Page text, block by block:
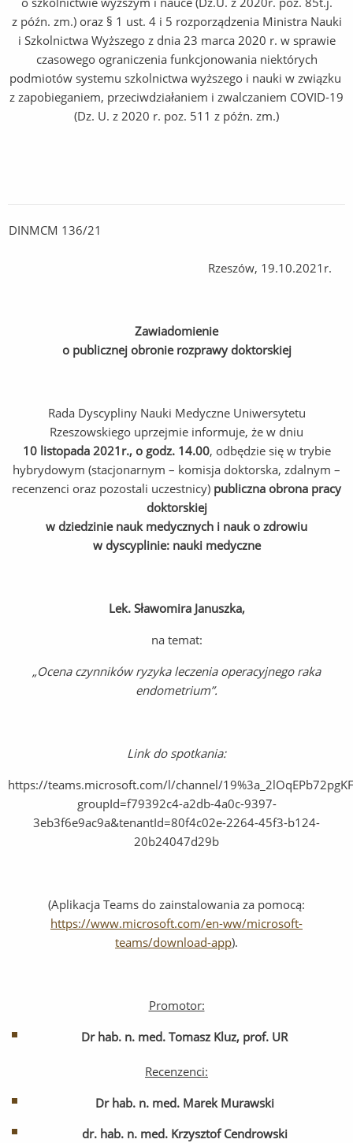
z późn. zm.) oraz § 1 ust. 4 i 5 rozporządzenia Ministra Nauki
i Szkolnictwa Wyższego z dnia 23 marca 2020 r. w sprawie
czasowego ograniczenia funkcjonowania niektórych
podmiotów systemu szkolnictwa wyższego i nauki w związku
z zapobieganiem, przeciwdziałaniem i zwalczaniem COVID-19
(Dz. U. z 2020 r. poz. 511 z późn. zm.)
DINMCM 136/21
Rzeszów, 19.10.2021r.
Zawiadomienie
o publicznej obronie rozprawy doktorskiej
Rada Dyscypliny Nauki Medyczne Uniwersytetu
Rzeszowskiego uprzejmie informuje, że w dniu
10 listopada 2021r., o godz. 14.00, odbędzie się w trybie
hybrydowym (stacjonarnym – komisja doktorska, zdalnym –
recenzenci oraz pozostali uczestnicy) publiczna obrona pracy
doktorskiej
w dziedzinie nauk medycznych i nauk o zdrowiu
w dyscyplinie: nauki medyczne
Lek. Sławomira Januszka,
na temat:
„Ocena czynników ryzyka leczenia operacyjnego raka
endometrium”.
Link do spotkania:
https://teams.microsoft.com/l/channel/
groupId=f79392c4-a2db-4a0c-9397-
3eb3f6e9ac9a&tenantId=80f4c02e-2264-45f3-b124-
20b24047d29b
(Aplikacja Teams do zainstalowania za pomocą:
https://www.microsoft.com/en-ww/microsoft-
teams/download-app).
Promotor:
Dr hab. n. med. Tomasz Kluz, prof. UR
Recenzenci:
Dr hab. n. med. Marek Murawski
dr. hab. n. med. Krzysztof Cendrowski